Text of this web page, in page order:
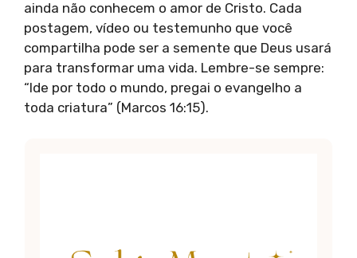
ainda não conhecem o amor de Cristo. Cada
postagem, vídeo ou testemunho que você
compartilha pode ser a semente que Deus usará
para transformar uma vida. Lembre-se sempre:
“Ide por todo o mundo, pregai o evangelho a
toda criatura” (Marcos 16:15).